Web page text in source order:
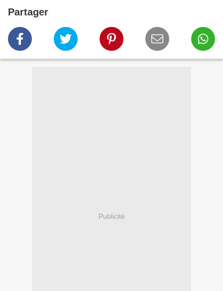
Partager
Publicité